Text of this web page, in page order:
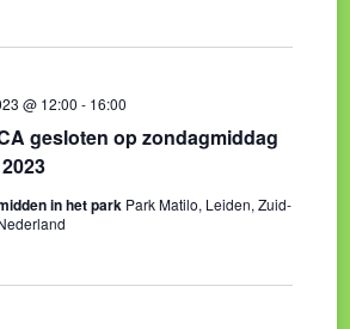
gesloten op zondagmiddag
@ 12:00 - 16:00
in het park Park Matilo, Leiden, Zuid-